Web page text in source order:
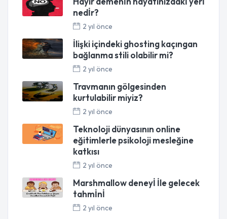
nedİr?
2 yıl önce
İlişki içindeki ghosting kaçıngan
bağlanma stili olabilir mi?
2 yıl önce
Travmanın gölgesinden
kurtulabilir miyiz?
2 yıl önce
Teknoloji dünyasının online
eğitimlerle psikoloji mesleğine
katkısı
2 yıl önce
Marshmallow deneyİ İle gelecek
tahmİnİ
2 yıl önce